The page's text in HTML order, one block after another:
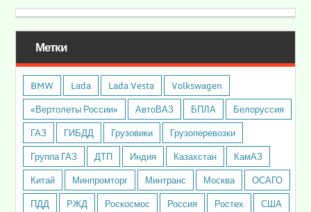
Метки
BMW Lada Lada Vesta
Volkswagen
«Вертолеты России»
АвтоВАЗ БПЛА
Белоруссия
ГАЗ
ГИБДД Грузовики
Грузоперевозки
Группа ГАЗ
ДТП Индия Казахстан
КамАЗ
Китай
Минпромторг Минтранс Москва
ОСАГО
ПДД
РЖД Роскосмос Россия Ростех
США